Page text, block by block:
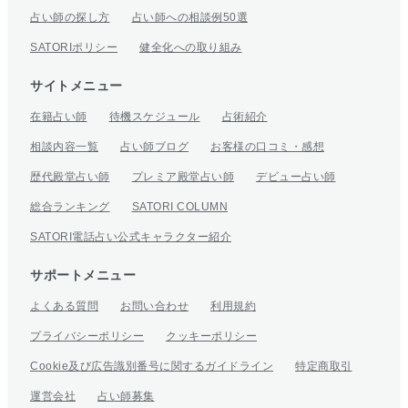
占い師の探し方 占い師への相談例50選
SATORIポリシー 健全化への取り組み
サイトメニュー
在籍占い師 待機スケジュール 占術紹介
相談内容一覧 占い師ブログ お客様の口コミ・感想
歴代殿堂占い師 プレミア殿堂占い師 デビュー占い師
総合ランキング SATORI COLUMN
SATORI電話占い公式キャラクター紹介
サポートメニュー
よくある質問 お問い合わせ 利用規約
プライバシーポリシー クッキーポリシー
Cookie及び広告識別番号に関するガイドライン 特定商取引
運営会社 占い師募集